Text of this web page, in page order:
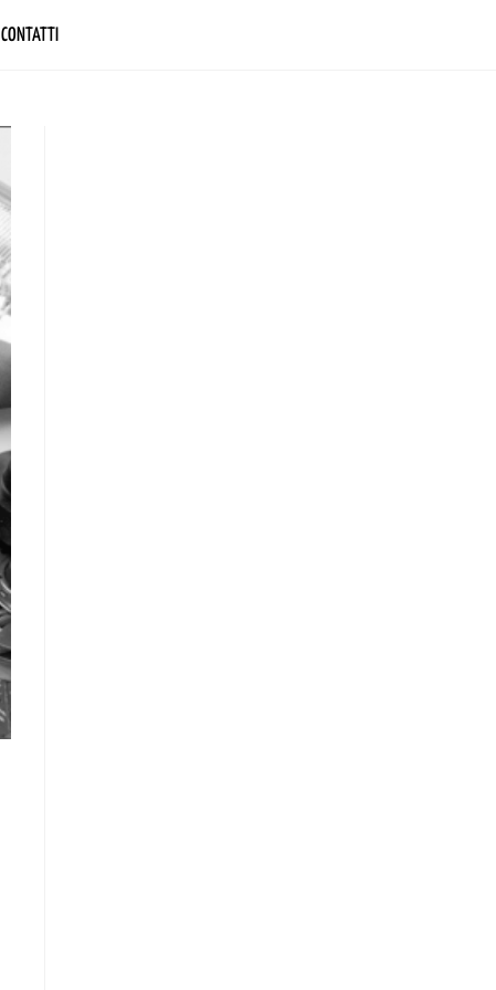
CONTATTI